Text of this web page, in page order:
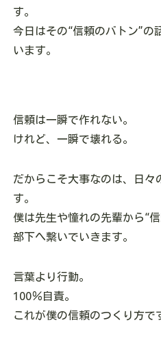
す。
今日はその“信頼のバトン”の
います。
信頼は一瞬で作れない。
けれど、一瞬で壊れる。
だからこそ大事なのは、日々
す。
僕は先生や憧れの先輩から“
部下へ繋いでいきます。
言葉より行動。
100％自責。
これが僕の信頼のつくり方で